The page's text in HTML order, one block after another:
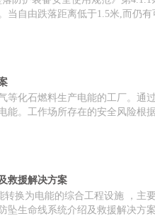
当自由跌落距离低于1.5米,而仍
等化石燃料生产电能的工厂。
能。工作场所存在的安全风险根
救援解决方案
换为电能的综合工程设施 ，
坠生命线系统介绍及救援解决方